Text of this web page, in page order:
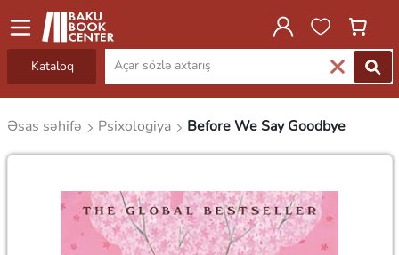
Kataloq
Əsas səhifə Psixologiya Before We Say Goodbye